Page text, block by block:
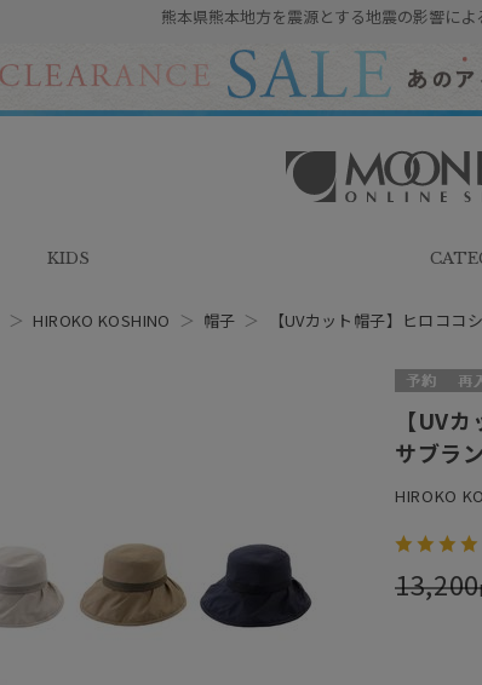
熊本県熊本地方を震源とする地震の影響に
SHOP（ムーンバットオン
KIDS
＞ HIROKO KOSHINO ＞ 帽子 ＞
【UVカット帽子】ヒロコ
【UV
サブラ
HIROKO
13,200